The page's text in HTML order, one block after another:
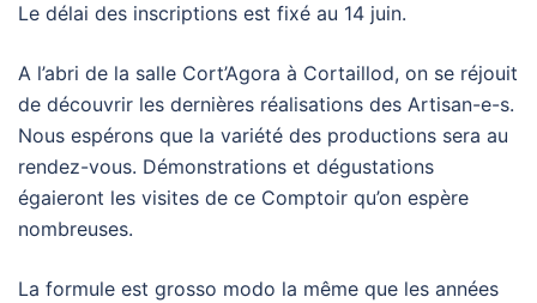
Le délai des inscriptions est fixé au 14 juin.
A l’abri de la salle Cort’Agora à Cortaillod, on se réjouit
de découvrir les dernières réalisations des Artisan-e-s.
Nous espérons que la variété des productions sera au
rendez-vous. Démonstrations et dégustations
égaieront les visites de ce Comptoir qu’on espère
nombreuses.
La formule est grosso modo la même que les années